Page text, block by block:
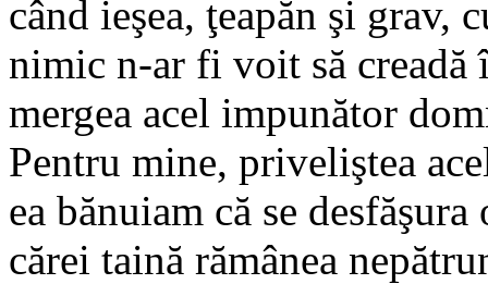
când ieşea, ţeapăn şi grav,
nimic n-ar fi voit să creadă
mergea acel impunător
Pentru mine, priveliştea
ea bănuiam că se
cărei taină rămânea